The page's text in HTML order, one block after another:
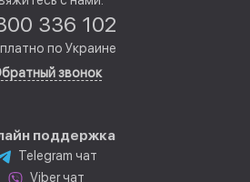
336 102
по Украине
звонок
поддержка
Telegram чат
Viber чат